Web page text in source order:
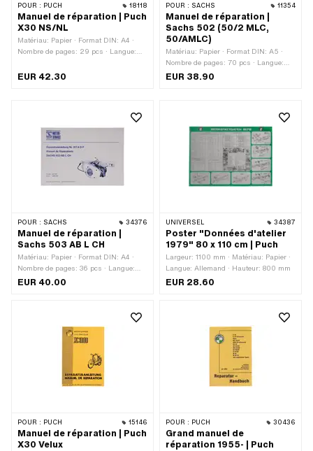
POUR : PUCH 18118
Manuel de réparation | Puch
X30 NS/NL
Matériau: Papier · Format DIN: A4 ·
Nombre de pages: 29 pcs · Langue:
EUR 42.30
POUR : SACHS 11354
Manuel de réparation |
Sachs 502 (50/2 MLC,
50/AMLC)
Matériau: Papier · Format DIN: A5 ·
Nombre de pages: 70 pcs · Langue:
Allemand
EUR 38.90
POUR : SACHS 34376
Manuel de réparation |
Sachs 503 AB L CH
Matériau: Papier · Format DIN: A4 ·
Nombre de pages: 36 pcs · Langue:
Allemand · Langue: Français
EUR 40.00
UNIVERSEL 34387
Poster "Données d'atelier
1979" 80 x 110 cm | Puch
Largeur: 1100 mm · Matériau: Papier ·
Langue: Allemand · Hauteur: 800 mm
EUR 28.60
POUR : PUCH 15146
Manuel de réparation | Puch
X30 Velux
POUR : PUCH 30436
Grand manuel de
réparation 1955- | Puch